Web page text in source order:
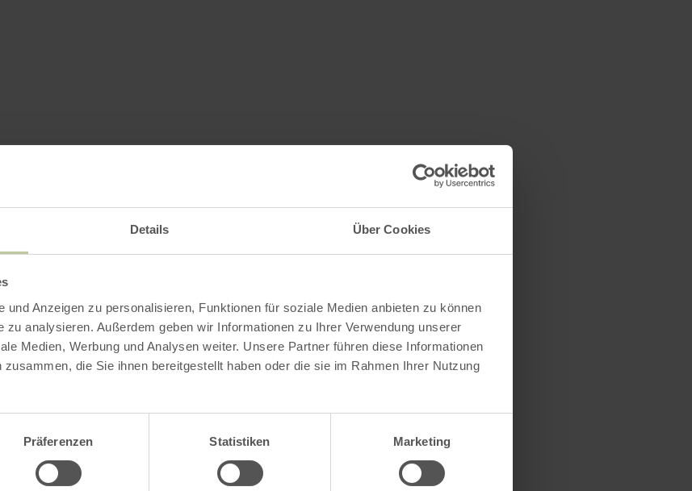
Details Über Cookies
und Anzeigen zu personalisieren, Funktionen für soziale Medien anbieten zu können
zu analysieren. Außerdem geben wir Informationen zu Ihrer Verwendung unserer
Medien, Werbung und Analysen weiter. Unsere Partner führen diese Informationen
die Sie ihnen bereitgestellt haben oder die sie im Rahmen Ihrer Nutzung
Präferenzen Statistiken Marketing